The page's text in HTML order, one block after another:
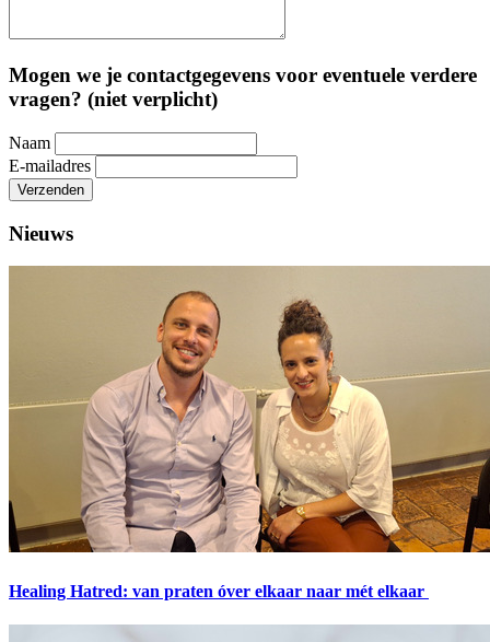
Mogen we je contactgegevens voor eventuele verdere
vragen? (niet verplicht)
Naam
E-mailadres
Verzenden
Nieuws
Healing Hatred: van praten óver elkaar naar mét elkaar